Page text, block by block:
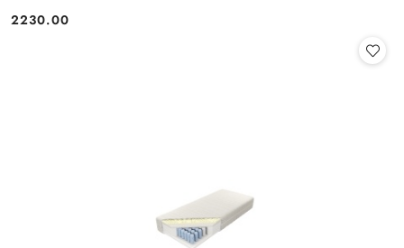
Cena:
2230.00